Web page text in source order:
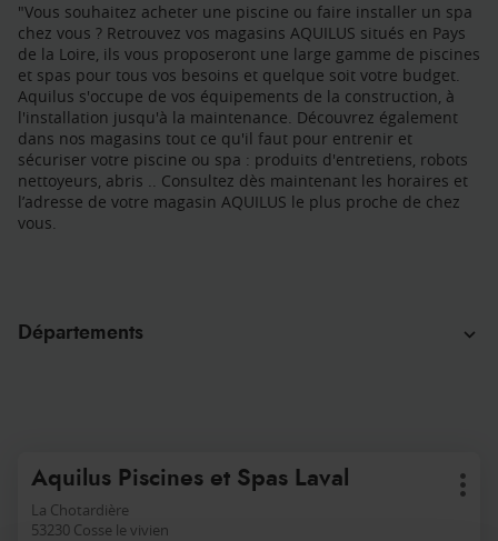
"Vous souhaitez acheter une piscine ou faire installer un spa
chez vous ? Retrouvez vos magasins AQUILUS situés en Pays
de la Loire, ils vous proposeront une large gamme de piscines
et spas pour tous vos besoins et quelque soit votre budget.
Aquilus s'occupe de vos équipements de la construction, à
l'installation jusqu'à la maintenance. Découvrez également
dans nos magasins tout ce qu'il faut pour entrenir et
sécuriser votre piscine ou spa : produits d'entretiens, robots
nettoyeurs, abris .. Consultez dès maintenant les horaires et
l’adresse de votre magasin AQUILUS le plus proche de chez
vous.
Départements
sur
touche
Point
de
vente
Aquilus Piscines et Spas Laval
La Chotardière
53230 Cosse le vivien
Plus